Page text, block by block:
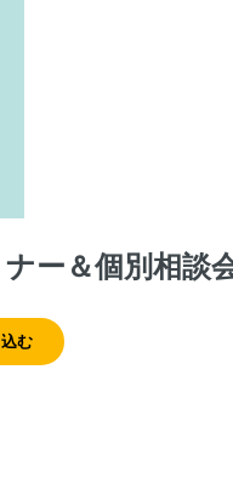
ー＆個別相談
む